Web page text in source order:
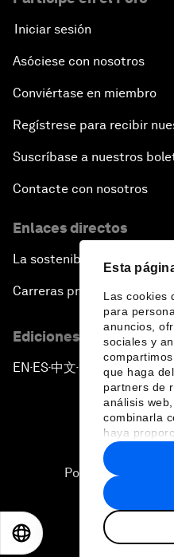
Esta
Las cookies
para
anuncios,
sociales y
que haga
partners de
análisis
combinarla
haya
recopilado a
hecho de
Iniciar sesión
Asóciese con nosotros
Conviértase en miembro
Regístrese para recibir
Suscríbase a nuestros
Contacte con nosotros
Enlaces directos
La sostenibilidad en el Foro
Carreras profesionales
Ediciones en otros
EN ▪ES▪中文▪ 日本語
Política de
2026 Foro